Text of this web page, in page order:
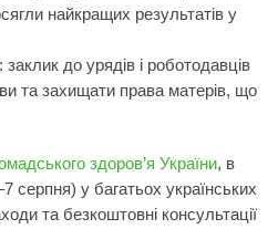
найкращих результатів у
заклик до урядів і роботодавців
та захищати права матерів, що
здоров’я України, в
серпня) у багатьох українських
та безкоштовні консультації